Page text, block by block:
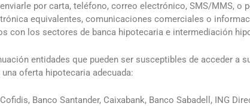
por carta, teléfono, correo electrónico, SMS/MMS, o
equivalentes, comunicaciones comerciales o
con los sectores de banca hipotecaria e intermediación
entidades que pueden ser susceptibles de acceder a
oferta hipotecaria adecuada:
Banco Santander, Caixabank, Banco Sabadell, ING